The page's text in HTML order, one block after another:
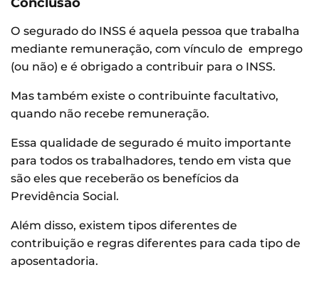
O segurado do INSS é aquela pessoa que trabalha
mediante remuneração, com vínculo de emprego
(ou não) e é obrigado a contribuir para o INSS.
Mas também existe o contribuinte facultativo,
quando não recebe remuneração.
Essa qualidade de segurado é muito importante
para todos os trabalhadores, tendo em vista que
são eles que receberão os benefícios da
Previdência Social.
Além disso, existem tipos diferentes de
contribuição e regras diferentes para cada tipo de
aposentadoria.